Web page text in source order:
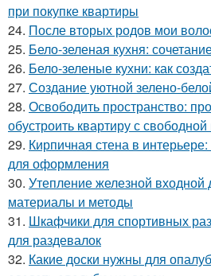
при покупке квартиры
24. После вторых родов мои
25. Бело-зеленая кухня:
26. Бело-зеленые кухни: как
27. Создание уютной зелено-
28. Освободить пространство:
обустроить квартиру с
29. Кирпичная стена в
для оформления
30. Утепление железной
материалы и методы
31. Шкафчики для спортивных
для раздевалок
32. Какие доски нужны для